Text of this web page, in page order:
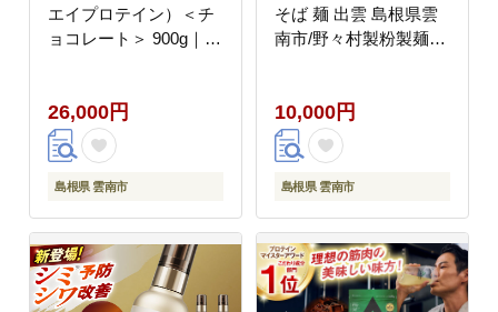
エイプロテイン）＜チ
ョコレート＞ 900g｜バ
内製造 島根県雲南市/株
式会社アルプロン
[AIEN006]
26,000円
島根県 雲南市
そば 麺 出雲 島根県雲
南市/野々村製粉製麺所
10,000円
島根県 雲南市